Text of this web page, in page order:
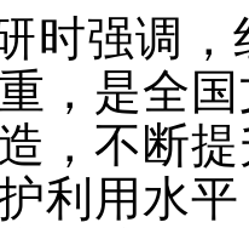
时强调
，是全
，不断
利用水